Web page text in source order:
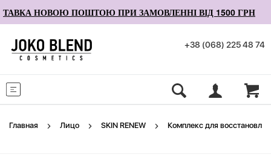
НОВОЮ ПОШТОЮ ПРИ ЗАМОВЛЕННІ ВІД 1500 ГРН
+38 (068) 225 48 74
Главная Лицо SKIN RENEW Комплекс для